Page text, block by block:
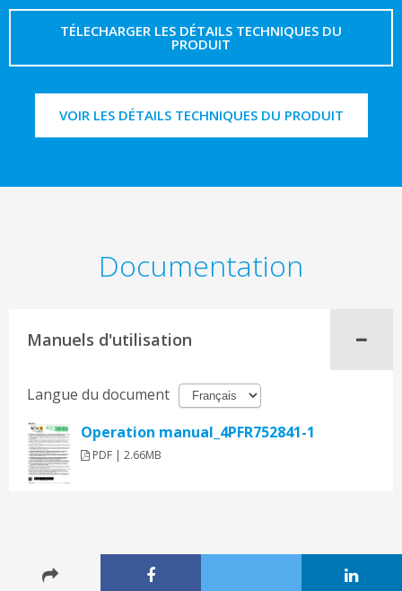
TÉLECHARGER LES DÉTAILS TECHNIQUES DU
PRODUIT
VOIR LES DÉTAILS TECHNIQUES DU PRODUIT
Documentation
Manuels d'utilisation
Langue du document
Operation manual_4PFR752841-1
PDF | 2.66MB